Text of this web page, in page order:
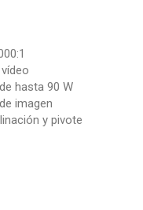
hasta 90 W
imagen
y pivote